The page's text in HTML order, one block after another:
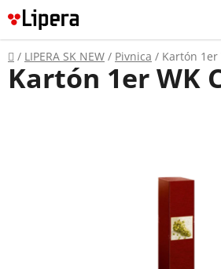
Prejsť
na
obsah
Domov
/ LIPERA SK NEW / Pivnica / Kartón 1er
Kartón 1er WK